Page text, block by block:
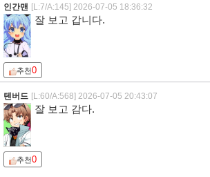
인간맨 [L:7/A:145] 2026-07-05 18:36:32
잘 보고 갑니다.
추천0
텐버드 [L:60/A:568] 2026-07-05 20:43:07
잘 보고 감다.
추천0